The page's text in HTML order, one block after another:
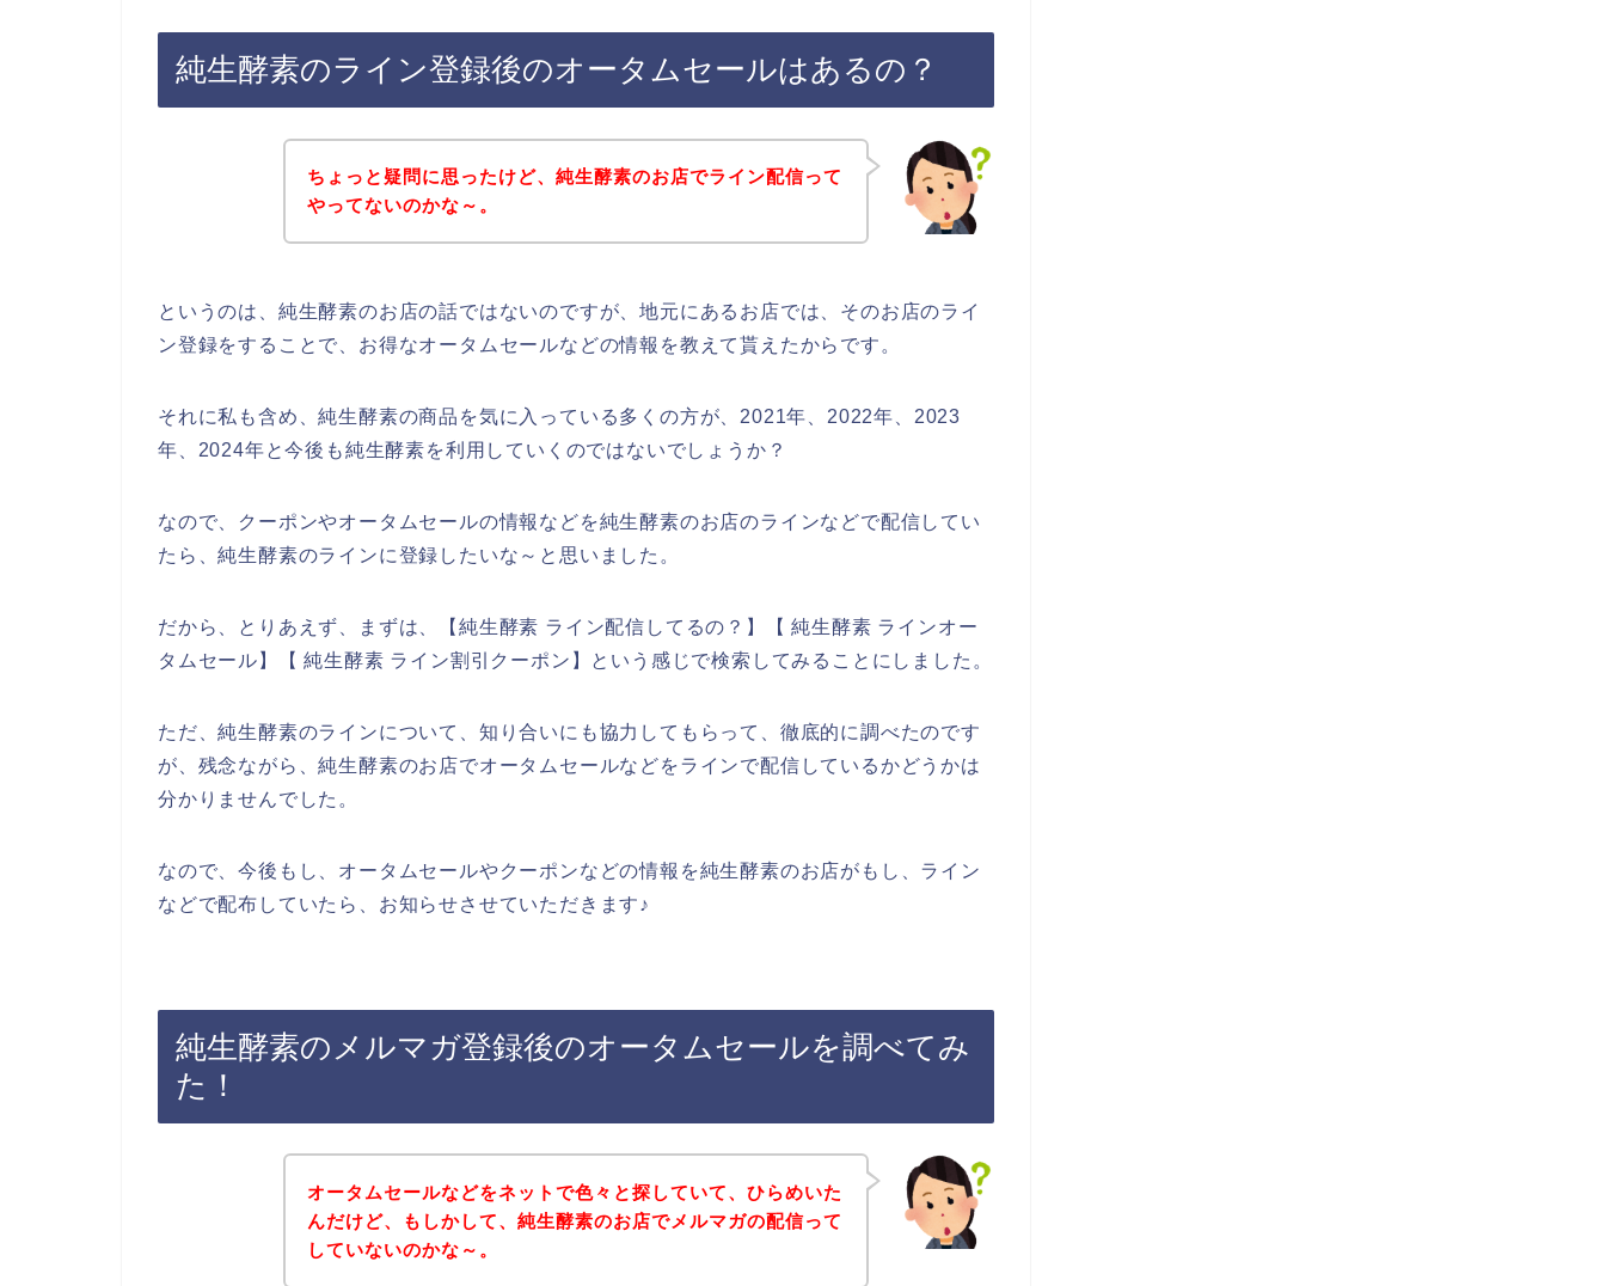
純生酵素のライン登録後のオータムセールはあるの？
ちょっと疑問に思ったけど、純生酵素のお店でライン配信って
やってないのかな～。
というのは、純生酵素のお店の話ではないのですが、地元にあるお店では、そのお店のライ
ン登録をすることで、お得なオータムセールなどの情報を教えて貰えたからです。
それに私も含め、純生酵素の商品を気に入っている多くの方が、2021年、2022年、2023
年、2024年と今後も純生酵素を利用していくのではないでしょうか？
なので、クーポンやオータムセールの情報などを純生酵素のお店のラインなどで配信してい
たら、純生酵素のラインに登録したいな～と思いました。
だから、とりあえず、まずは、【純生酵素 ライン配信してるの？】【 純生酵素 ラインオー
タムセール】【 純生酵素 ライン割引クーポン】という感じで検索してみることにしました。
ただ、純生酵素のラインについて、知り合いにも協力してもらって、徹底的に調べたのです
が、残念ながら、純生酵素のお店でオータムセールなどをラインで配信しているかどうかは
分かりませんでした。
なので、今後もし、オータムセールやクーポンなどの情報を純生酵素のお店がもし、ライン
などで配布していたら、お知らせさせていただきます♪
純生酵素のメルマガ登録後のオータムセールを調べてみ
た！
オータムセールなどをネットで色々と探していて、ひらめいた
んだけど、もしかして、純生酵素のお店でメルマガの配信って
していないのかな～。